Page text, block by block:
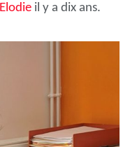
il y a dix ans.